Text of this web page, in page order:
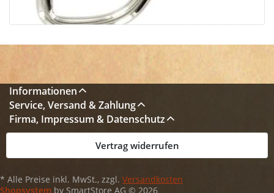
Informationen
Service, Versand & Zahlung
Firma, Impressum & Datenschutz
Vertrag widerrufen
* Alle Preise inkl. MwSt., zzgl. Versandkosten
Shopsystem by SmartStore AG © 2026